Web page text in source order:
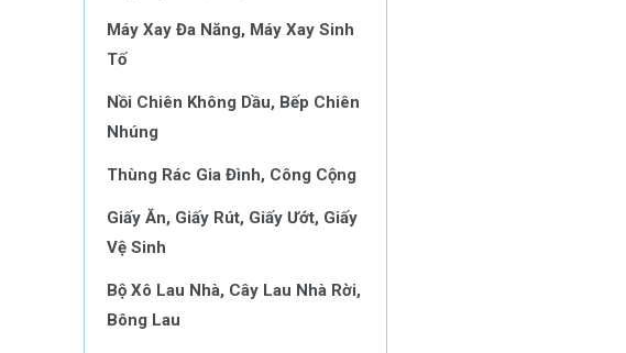
Máy Xay Đa Năng, Máy Xay Sinh
Tố
Nồi Chiên Không Dầu, Bếp Chiên
Nhúng
Thùng Rác Gia Đình, Công Cộng
Giấy Ăn, Giấy Rút, Giấy Ướt, Giấy
Vệ Sinh
Bộ Xô Lau Nhà, Cây Lau Nhà Rời,
Bông Lau